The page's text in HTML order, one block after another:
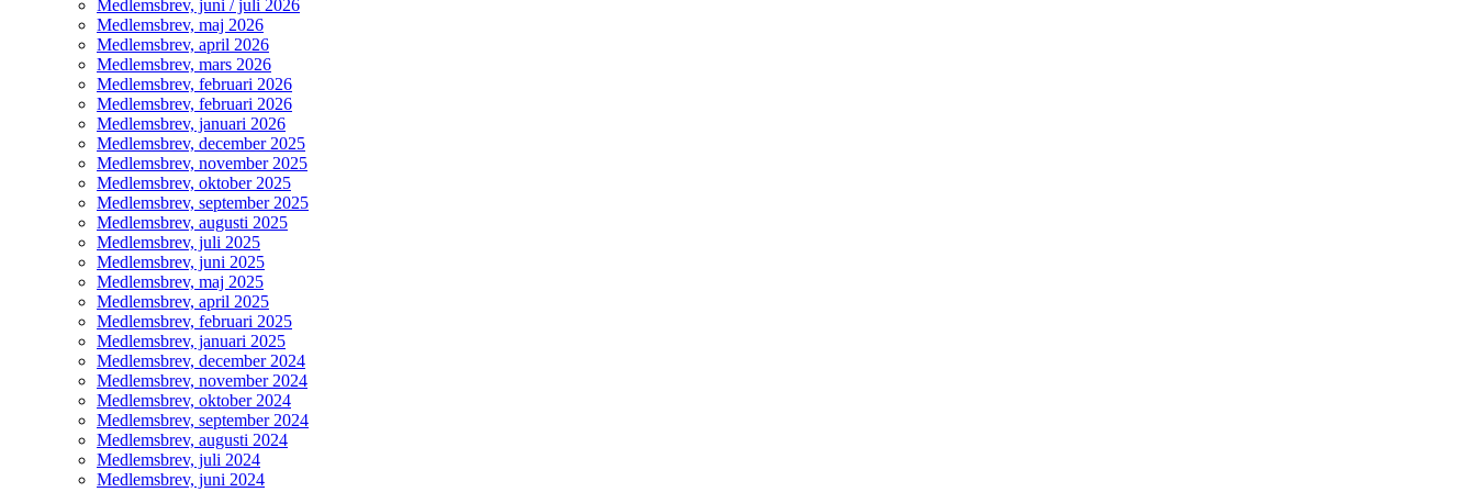
Medlemsbrev, juni / juli 2026
Medlemsbrev, maj 2026
Medlemsbrev, april 2026
Medlemsbrev, mars 2026
Medlemsbrev, februari 2026
Medlemsbrev, februari 2026
Medlemsbrev, januari 2026
Medlemsbrev, december 2025
Medlemsbrev, november 2025
Medlemsbrev, oktober 2025
Medlemsbrev, september 2025
Medlemsbrev, augusti 2025
Medlemsbrev, juli 2025
Medlemsbrev, juni 2025
Medlemsbrev, maj 2025
Medlemsbrev, april 2025
Medlemsbrev, februari 2025
Medlemsbrev, januari 2025
Medlemsbrev, december 2024
Medlemsbrev, november 2024
Medlemsbrev, oktober 2024
Medlemsbrev, september 2024
Medlemsbrev, augusti 2024
Medlemsbrev, juli 2024
Medlemsbrev, juni 2024